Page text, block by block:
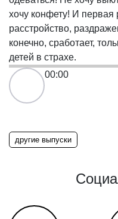
хочу конфету! И
расстройство,
конечно, сработает,
детей в страхе.
00:00
другие выпуски